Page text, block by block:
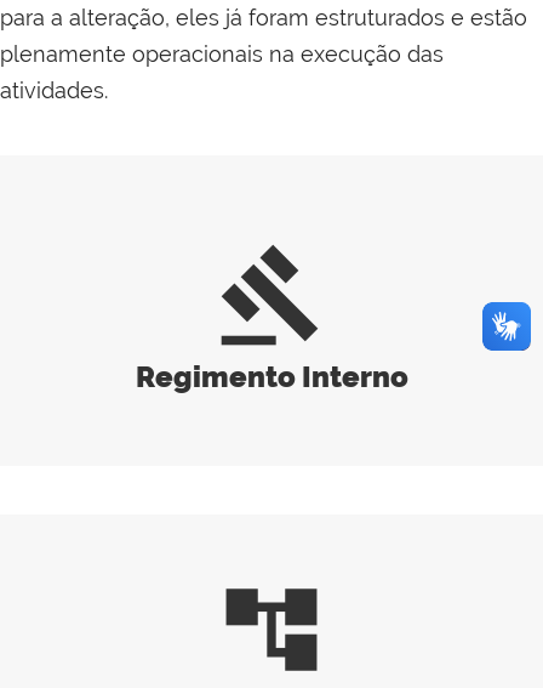
para a alteração, eles já foram estruturados e estão
plenamente operacionais na execução das
atividades.
gavel
Regimento Interno
account_tree